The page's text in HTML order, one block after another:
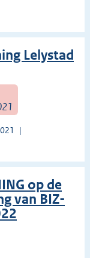
Lelystad
op de
van BIZ-